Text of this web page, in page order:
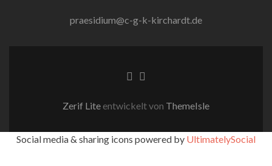
praesidium@c-g-k-kirchardt.de
Facebook-
Instagram
Zerif Lite entwickelt von ThemeIsle
Social media & sharing icons powered by UltimatelySocial